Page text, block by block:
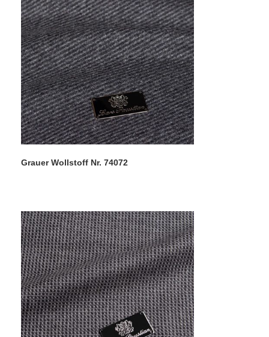
Grauer Wollstoff Nr. 74072